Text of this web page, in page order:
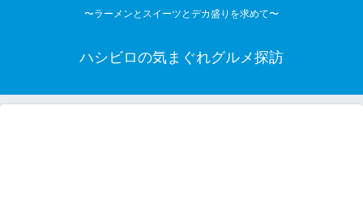
〜ラーメンとスイーツとデカ盛りを求めて〜
ハシビロの気まぐれグルメ探訪